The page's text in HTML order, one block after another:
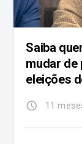
Saiba
mudar de
eleições
access_time 11